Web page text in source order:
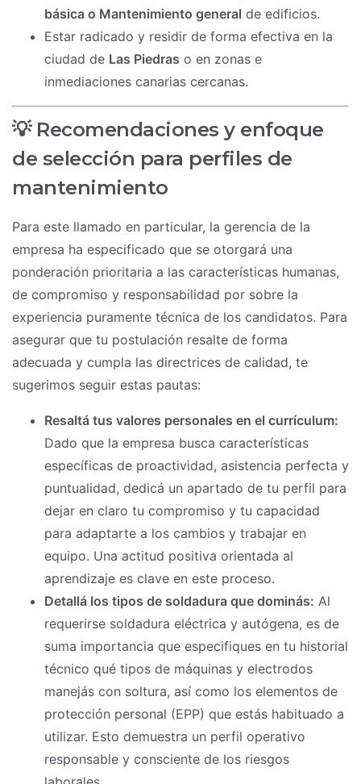
básica o Mantenimiento general de edificios.
Estar radicado y residir de forma efectiva en la
ciudad de Las Piedras o en zonas e
inmediaciones canarias cercanas.
💡 Recomendaciones y enfoque
de selección para perfiles de
mantenimiento
Para este llamado en particular, la gerencia de la
empresa ha especificado que se otorgará una
ponderación prioritaria a las características humanas,
de compromiso y responsabilidad por sobre la
experiencia puramente técnica de los candidatos. Para
asegurar que tu postulación resalte de forma
adecuada y cumpla las directrices de calidad, te
sugerimos seguir estas pautas:
Resaltá tus valores personales en el currículum:
Dado que la empresa busca características
específicas de proactividad, asistencia perfecta y
puntualidad, dedicá un apartado de tu perfil para
dejar en claro tu compromiso y tu capacidad
para adaptarte a los cambios y trabajar en
equipo. Una actitud positiva orientada al
aprendizaje es clave en este proceso.
Detallá los tipos de soldadura que dominás: Al
requerirse soldadura eléctrica y autógena, es de
suma importancia que especifiques en tu historial
técnico qué tipos de máquinas y electrodos
manejás con soltura, así como los elementos de
protección personal (EPP) que estás habituado a
utilizar. Esto demuestra un perfil operativo
responsable y consciente de los riesgos